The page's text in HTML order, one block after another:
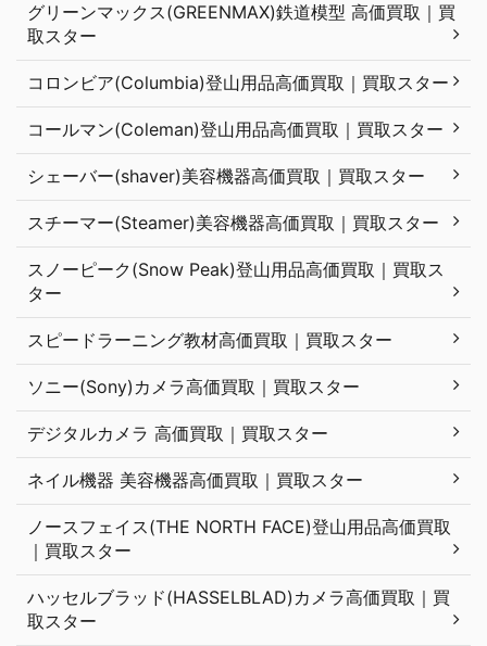
グリーンマックス(GREENMAX)鉄道模型 高価買取｜買
取スター
コロンビア(Columbia)登山用品高価買取｜買取スター
コールマン(Coleman)登山用品高価買取｜買取スター
シェーバー(shaver)美容機器高価買取｜買取スター
スチーマー(Steamer)美容機器高価買取｜買取スター
スノーピーク(Snow Peak)登山用品高価買取｜買取ス
ター
スピードラーニング教材高価買取｜買取スター
ソニー(Sony)カメラ高価買取｜買取スター
デジタルカメラ 高価買取｜買取スター
ネイル機器 美容機器高価買取｜買取スター
ノースフェイス(THE NORTH FACE)登山用品高価買取
｜買取スター
ハッセルブラッド(HASSELBLAD)カメラ高価買取｜買
取スター